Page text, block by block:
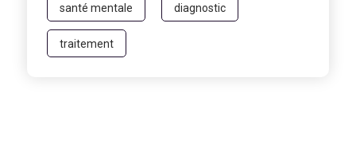
santé mentale diagnostic
traitement